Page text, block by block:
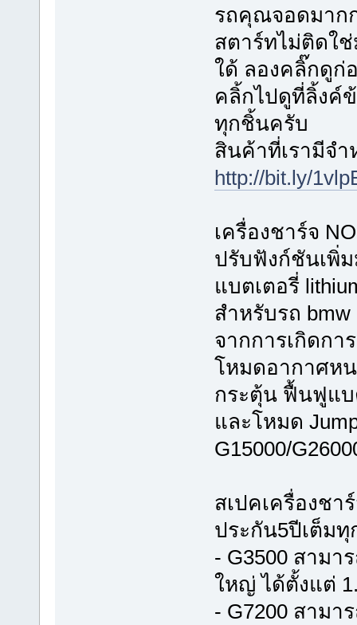
รถคุณจอดมาก
สตาร์ทไม่ติดใ
ใด้ ลองคลิ๊กดู
คลิ้กไปดูที่ลิ้งค์
ทุกชิ้นครับ
สินค้าที่เรามีจ
http://bit.ly/
เครื่องชาร์จ
ปรับฟังก์ชันเพิ่
แบตเตอรี่
สำหรับรถ
จากการเกิดกา
โหมดอากาศห
กระตุ้น ฟื้นฟูแ
และโหมด
G15000/
สเปคเครื่องชา
ประกัน5ปีเต็มทุ
- G3500 สามา
ใหญ่ ได้ตั้งแต่
- G7200 สามา